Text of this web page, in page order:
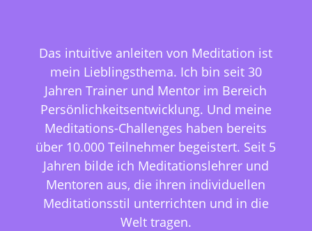
Das intuitive anleiten von Meditation ist
mein Lieblingsthema. Ich bin seit 30
Jahren Trainer und Mentor im Bereich
Persönlichkeitsentwicklung. Und meine
Meditations-Challenges haben bereits
über 10.000 Teilnehmer begeistert. Seit 5
Jahren bilde ich Meditationslehrer und
Mentoren aus, die ihren individuellen
Meditationsstil unterrichten und in die
Welt tragen.